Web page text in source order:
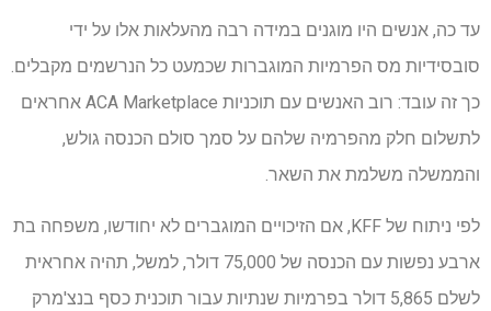
עד כה, אנשים היו מוגנים במידה רבה מהעלאות אלו על ידי
סובסידיות מס הפרמיות המוגברות שכמעט כל הנרשמים מקבלים.
כך זה עובד: רוב האנשים עם תוכניות ACA Marketplace אחראים
לתשלום חלק מהפרמיה שלהם על סמך סולם הכנסה גולש,
והממשלה משלמת את השאר.
לפי ניתוח של KFF, אם הזיכויים המוגברים לא יחודשו, משפחה בת
ארבע נפשות עם הכנסה של 75,000 דולר, למשל, תהיה אחראית
לשלם 5,865 דולר בפרמיות שנתיות עבור תוכנית כסף בנצ'מרק